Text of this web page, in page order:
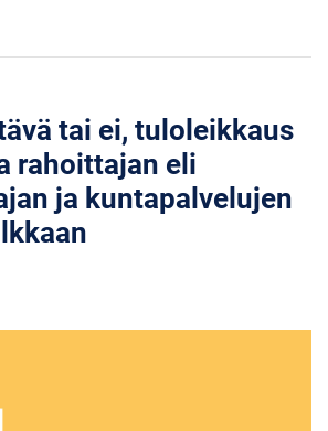
tai ei, tuloleikkaus
rahoittajan eli
ja kuntapalvelujen